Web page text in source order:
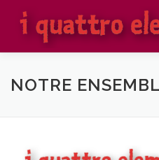
contenu
ACCUEIL NOTRE
NOTRE